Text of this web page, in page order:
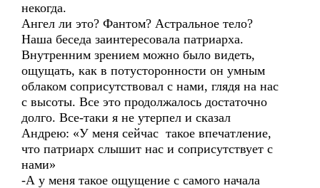
некогда.
Ангел ли это? Фантом? Астральное тело?
Наша беседа заинтересовала патриарха.
Внутренним зрением можно было видеть,
ощущать, как в потусторонности он умным
облаком соприсутствовал с нами, глядя на нас
с высоты. Все это продолжалось достаточно
долго. Все-таки я не утерпел и сказал
Андрею: «У меня сейчас такое впечатление,
что патриарх слышит нас и соприсутствует с
нами»
-А у меня такое ощущение с самого начала